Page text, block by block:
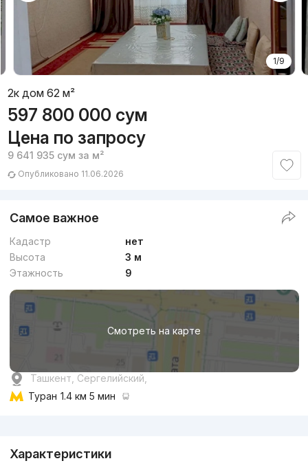
1/9
2к дом 62 м²
597 800 000 сум
Цена по запросу
9 641 935 сум за м²
Опубликовано 11.06.2026
Самое важное
Кадастр
нет
Высота
3 м
Этажность
9
Смотреть на карте
Ташкент, Сергелийский,
Туран 1.4 км 5 мин
Характеристики